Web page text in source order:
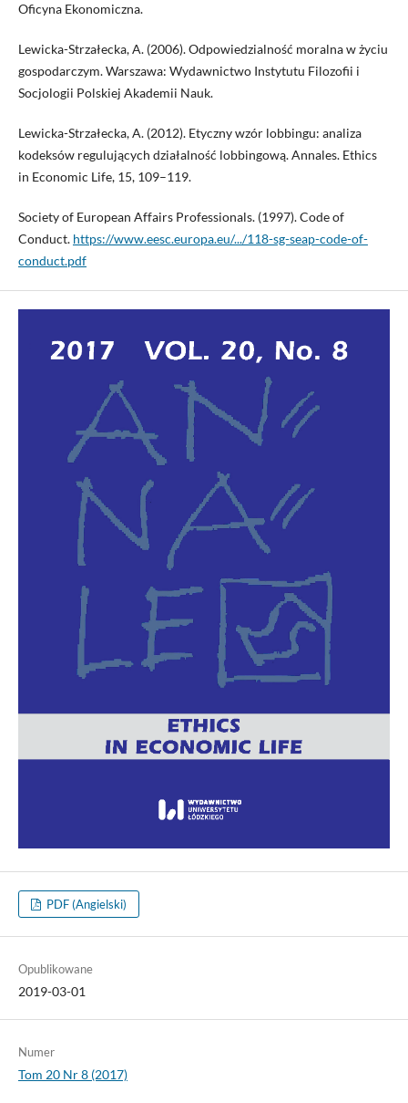
Oficyna Ekonomiczna.
Lewicka-Strzałecka, A. (2006). Odpowiedzialność moralna w życiu
gospodarczym. Warszawa: Wydawnictwo Instytutu Filozofii i
Socjologii Polskiej Akademii Nauk.
Lewicka-Strzałecka, A. (2012). Etyczny wzór lobbingu: analiza
kodeksów regulujących działalność lobbingową. Annales. Ethics
in Economic Life, 15, 109–119.
Society of European Affairs Professionals. (1997). Code of
Conduct. https://www.eesc.europa.eu/.../118-sg-seap-code-of-
conduct.pdf
PDF (Angielski)
Opublikowane
2019-03-01
Numer
Tom 20 Nr 8 (2017)